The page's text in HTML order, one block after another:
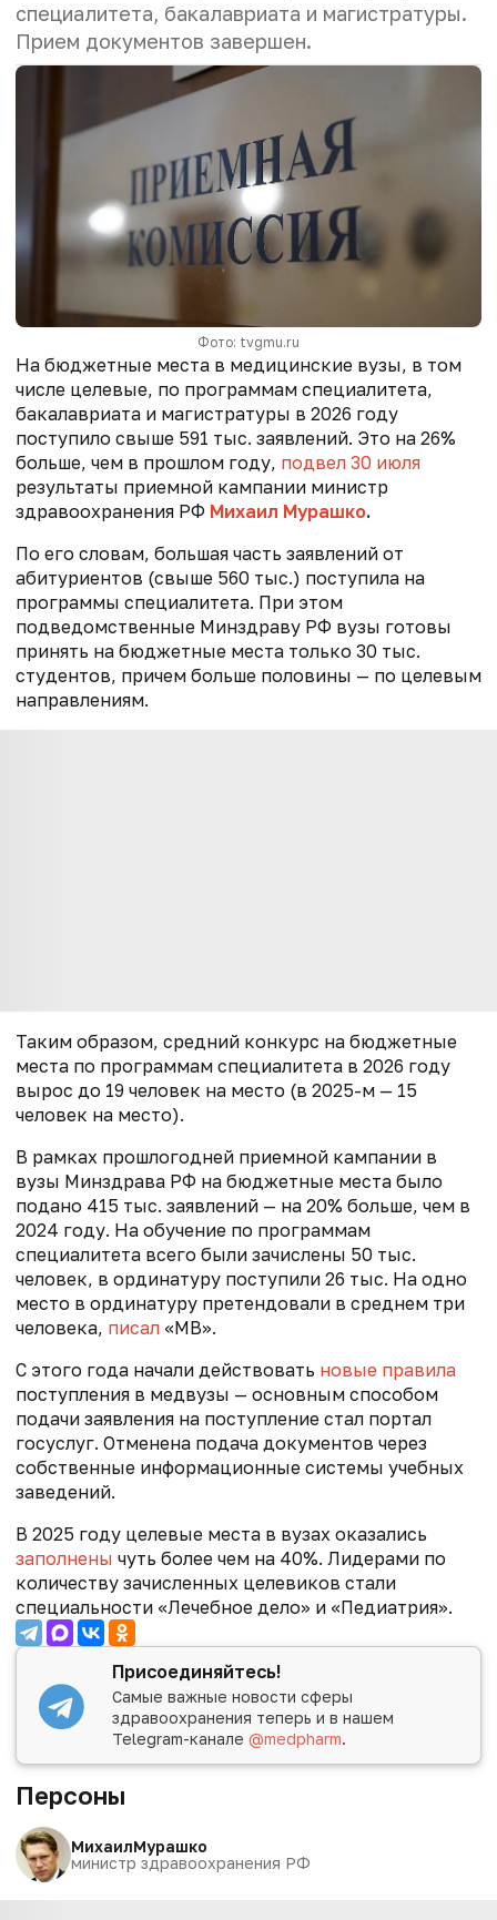
специалитета, бакалавриата и магистратуры.
Прием документов завершен.
Фото: tvgmu.ru
На бюджетные места в медицинские вузы, в том
числе целевые, по программам специалитета,
бакалавриата и магистратуры в 2026 году
поступило свыше 591 тыс. заявлений. Это на 26%
больше, чем в прошлом году, подвел 30 июля
результаты приемной кампании министр
здравоохранения РФ Михаил Мурашко.
По его словам, большая часть заявлений от
абитуриентов (свыше 560 тыс.) поступила на
программы специалитета. При этом
подведомственные Минздраву РФ вузы готовы
принять на бюджетные места только 30 тыс.
студентов, причем больше половины — по целевым
направлениям.
Таким образом, средний конкурс на бюджетные
места по программам специалитета в 2026 году
вырос до 19 человек на место (в 2025-м — 15
человек на место).
В рамках прошлогодней приемной кампании в
вузы Минздрава РФ на бюджетные места было
подано 415 тыс. заявлений — на 20% больше, чем в
2024 году. На обучение по программам
специалитета всего были зачислены 50 тыс.
человек, в ординатуру поступили 26 тыс. На одно
место в ординатуру претендовали в среднем три
человека, писал «МВ».
С этого года начали действовать новые правила
поступления в медвузы — основным способом
подачи заявления на поступление стал портал
госуслуг. Отменена подача документов через
собственные информационные системы учебных
заведений.
В 2025 году целевые места в вузах оказались
заполнены чуть более чем на 40%. Лидерами по
количеству зачисленных целевиков стали
специальности «Лечебное дело» и «Педиатрия».
Присоединяйтесь!
Самые важные новости сферы
здравоохранения теперь и в нашем
Telegram-канале@medpharm.
Персоны
МихаилМурашко
министр здравоохранения РФ